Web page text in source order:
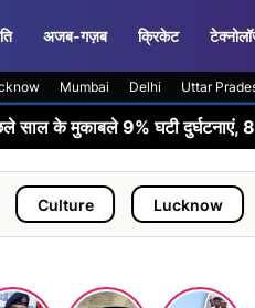
अजब-गज़ब क्रिकेट
Mumbai Delhi Uttar
घटी दुर्घटनाएं, 800 से ज्यादा
Lucknow